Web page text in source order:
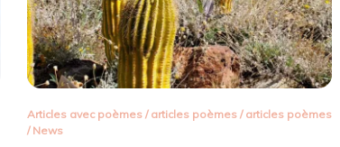
Articles avec poèmes/ articles poèmes/ articles poèmes
/ News